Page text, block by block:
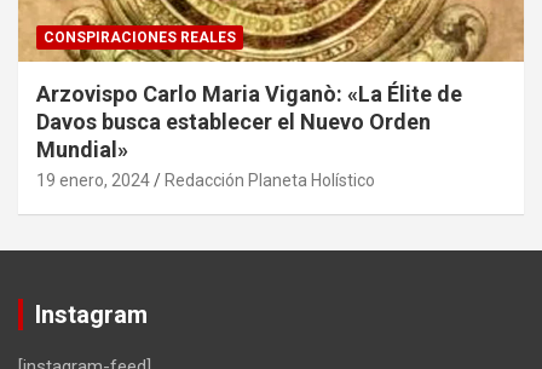
CONSPIRACIONES REALES
Arzovispo Carlo Maria Viganò: «La Élite de
Davos busca establecer el Nuevo Orden
Mundial»
19 enero, 2024 Redacción Planeta Holístico
Instagram